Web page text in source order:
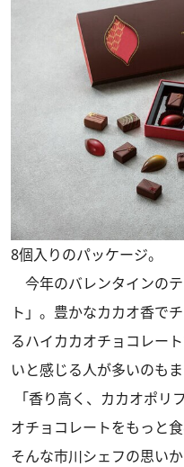
8個入りのパッケージ。
今年のバレンタインの
ト」。豊かなカカオ香で
るハイカカオチョコレー
いと感じる人が多いのもま
「香り高く、カカオポリ
オチョコレートをもっと
そんな市川シェフの思い